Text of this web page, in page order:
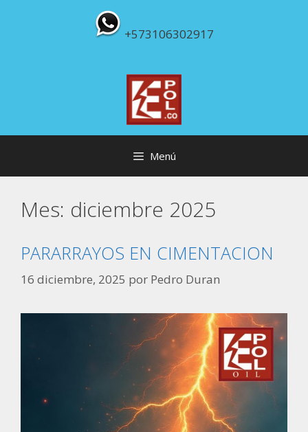
+573106302917
Menú
Mes: diciembre 2025
PARARRAYOS EN CIMENTACION
16 diciembre, 2025 por Pedro Duran